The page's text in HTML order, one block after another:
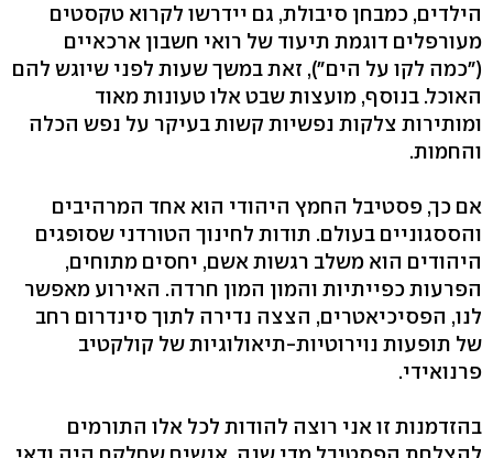
הילדים, כמבחן סיבולת, גם יידרשו לקרוא טקסטים
מעורפלים דוגמת תיעוד של רואי חשבון ארכאיים
("כמה לקו על הים"), זאת במשך שעות לפני שיוגש להם
האוכל. בנוסף, מועצות שבט אלו טעונות מאוד
ומותירות צלקות נפשיות קשות בעיקר על נפש הכלה
והחמות.
אם כך, פסטיבל החמץ היהודי הוא אחד המרהיבים
והססגוניים בעולם. תודות לחינוך הטורדני שסופגים
היהודים הוא משלב רגשות אשם, יחסים מתוחים,
הפרעות כפייתיות והמון המון חרדה. האירוע מאפשר
לנו, הפסיכיאטרים, הצצה נדירה לתוך סינדרום רחב
של תופעות נוירוטיות-תיאולוגיות של קולקטיב
פרנואידי.
בהזדמנות זו אני רוצה להודות לכל אלו התורמים